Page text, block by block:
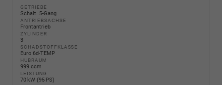
GETRIEBE
Schalt. 5-Gang
ANTRIEBSACHSE
Frontantrieb
ZYLINDER
3
SCHADSTOFFKLASSE
Euro 6d-TEMP
HUBRAUM
999 ccm
LEISTUNG
70 kW (95 PS)